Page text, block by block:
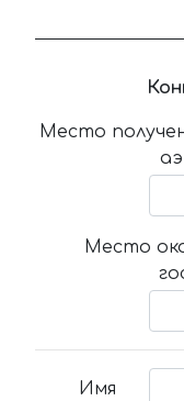
Место
Место
Имя